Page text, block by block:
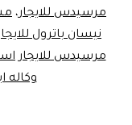
مرسيدس للايجار،
نيسان باترول
مرسيدس للايجار
وكاله